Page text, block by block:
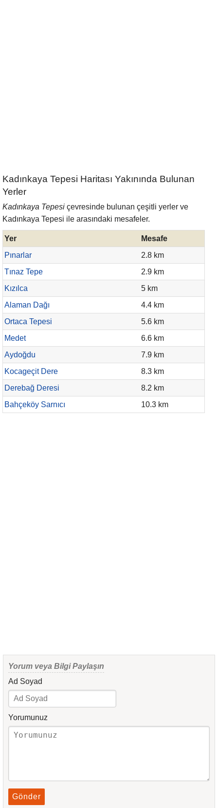
Kadınkaya Tepesi Haritası Yakınında Bulunan
Yerler
Kadınkaya Tepesi çevresinde bulunan çeşitli yerler ve
Kadınkaya Tepesi ile arasındaki mesafeler.
Yer
Mesafe
Pınarlar
2.8 km
Tınaz Tepe
2.9 km
Kızılca
5 km
Alaman Dağı
4.4 km
Ortaca Tepesi
5.6 km
Medet
6.6 km
Aydoğdu
7.9 km
Kocageçit Dere
8.3 km
Derebağ Deresi
8.2 km
Bahçeköy Sarnıcı
10.3 km
Yorum veya Bilgi Paylaşın
Ad Soyad
Yorumunuz
Gönder